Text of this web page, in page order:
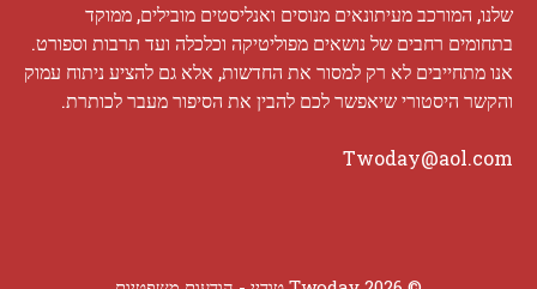
שלנו, המורכב מעיתונאים מנוסים ואנליסטים מובילים, ממוקד
בתחומים רחבים של נושאים מפוליטיקה וכלכלה ועד תרבות וספורט.
אנו מתחייבים לא רק למסור את החדשות, אלא גם להציע ניתוח עמוק
והקשר היסטורי שיאפשר לכם להבין את הסיפור מעבר לכותרת.
Twoday@aol.com